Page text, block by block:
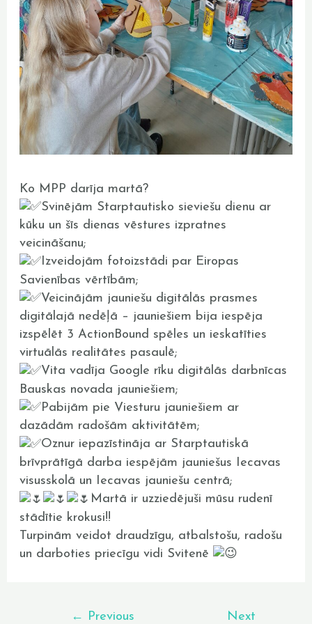
Ko MPP darīja martā?
Svinējām Starptautisko sieviešu dienu ar
kūku un šīs dienas vēstures izpratnes
veicināšanu;
Izveidojām fotoizstādi par Eiropas
Savienības vērtībām;
Veicinājām jauniešu digitālās prasmes
digitālajā nedēļā – jauniešiem bija iespēja
izspēlēt 3 ActionBound spēles un ieskatīties
virtuālās realitātes pasaulē;
Vita vadīja Google rīku digitālās darbnīcas
Bauskas novada jauniešiem;
Pabijām pie Viesturu jauniešiem ar
dazādām radošām aktivitātēm;
Oznur iepazīstināja ar Starptautiskā
brīvprātīgā darba iespējām jauniešus Iecavas
visusskolā un Iecavas jauniešu centrā;
Martā ir uzziedējuši mūsu rudenī
stādītie krokusi!!
Turpinām veidot draudzīgu, atbalstošu, radošu
un darboties priecīgu vidi Svitenē
← Previous Next